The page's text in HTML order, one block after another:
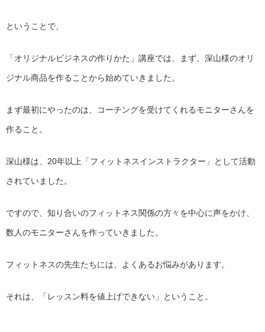
ということで、
「オリジナルビジネスの作りかた」講座では、まず、 深山様のオリ
ジナル商品を作ることから始めていきました。
まず最初にやったのは、 コーチングを受けてくれるモニターさんを
作ること。
深山様は、20年以上「フィットネスインストラクター」 として活動
されていました。
ですので、知り合いのフィットネス関係の方々を中心に声をかけ、
数人のモニターさんを作っていきました。
フィットネスの先生たちには、よくあるお悩みがあります。
それは、「レッスン料を値上げできない」ということ。